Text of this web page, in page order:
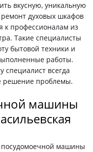
вкусную, уникальную
духовых шкафов
к профессионалам из
Такие специалисты
бытовой техники и
работы.
специалист всегда
решение проблемы.
машины
машины